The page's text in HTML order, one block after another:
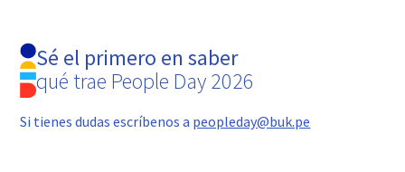
Sé el primero en saber
qué trae People Day 2026
Si tienes dudas escríbenos a peopleday@buk.pe